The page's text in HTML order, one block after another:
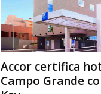
Accor certifica
Campo Grande